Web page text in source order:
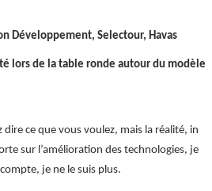
Développement, Selectour, Havas
lors de la table ronde autour du modèle
ce que vous voulez, mais la réalité, in
sur l’amélioration des technologies, je
je ne le suis plus.